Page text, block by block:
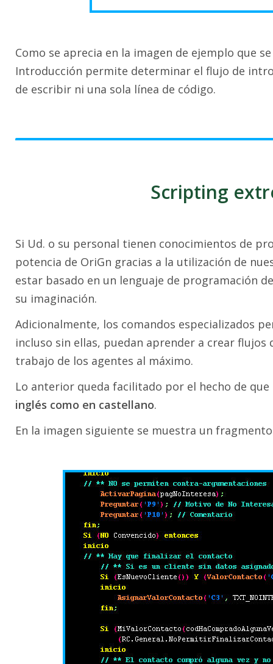
Como se aprecia en la imagen de ejemplo que
Introducción permite determinar el flujo de
de escribir ni una sola línea de código.
Scripting
Si Ud. o su personal tienen conocimientos de
potencia de OriGn gracias a la utilización de
estar basado en un lenguaje de programación
su imaginación.
Adicionalmente, los comandos especializados
incluso sin ellas, puedan aprender a crear
trabajo de los agentes al máximo.
Lo anterior queda facilitado por el hecho de que
inglés como en castellano.
En la imagen siguiente se muestra un